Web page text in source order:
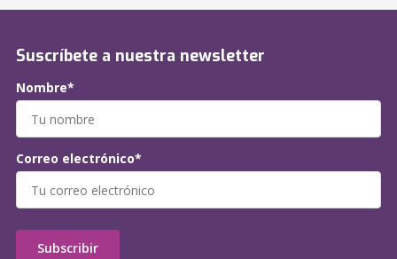
Suscríbete a nuestra newsletter
Nombre*
Correo electrónico*
Subscribir